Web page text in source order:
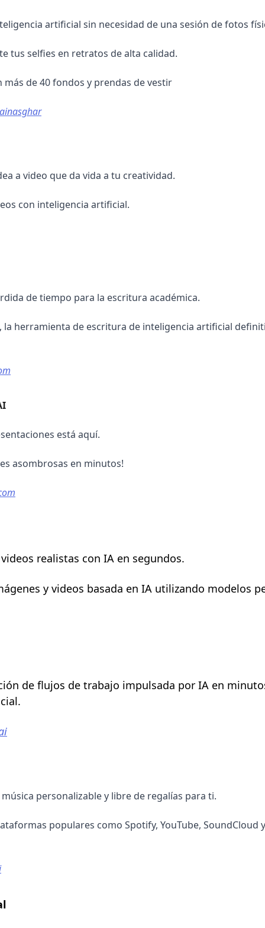
artificial sin necesidad de una sesión de fotos
tus selfies en retratos de alta calidad.
de 40 fondos y prendas de vestir
a video que da vida a tu creatividad.
con inteligencia artificial.
de tiempo para la escritura académica.
la herramienta de escritura de inteligencia artificial
está aquí.
asombrosas en minutos!
realistas con IA en segundos.
y videos basada en IA utilizando modelos
de flujos de trabajo impulsada por IA en
personalizable y libre de regalías para ti.
populares como Spotify, YouTube, SoundCloud